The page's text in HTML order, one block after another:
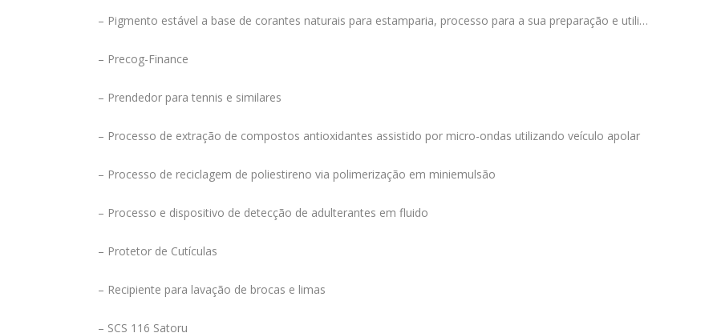
– Pigmento estável a base de corantes naturais para estamparia, processo para a sua preparação e utili…
– Precog-Finance
– Prendedor para tennis e similares
– Processo de extração de compostos antioxidantes assistido por micro-ondas utilizando veículo apolar
– Processo de reciclagem de poliestireno via polimerização em miniemulsão
– Processo e dispositivo de detecção de adulterantes em fluido
– Protetor de Cutículas
– Recipiente para lavação de brocas e limas
– SCS 116 Satoru